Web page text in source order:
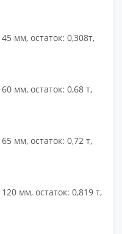
мм, остаток: 0,308т,
мм, остаток: 0,68 т,
мм, остаток: 0,72 т,
мм, остаток: 0,819 т,